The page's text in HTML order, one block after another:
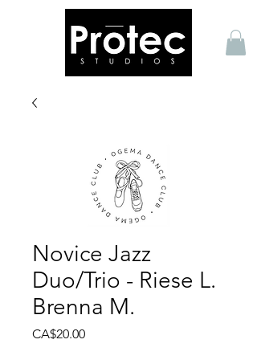
Novice Jazz
Duo/Trio - Riese L.
Brenna M.
CA$20.00Price